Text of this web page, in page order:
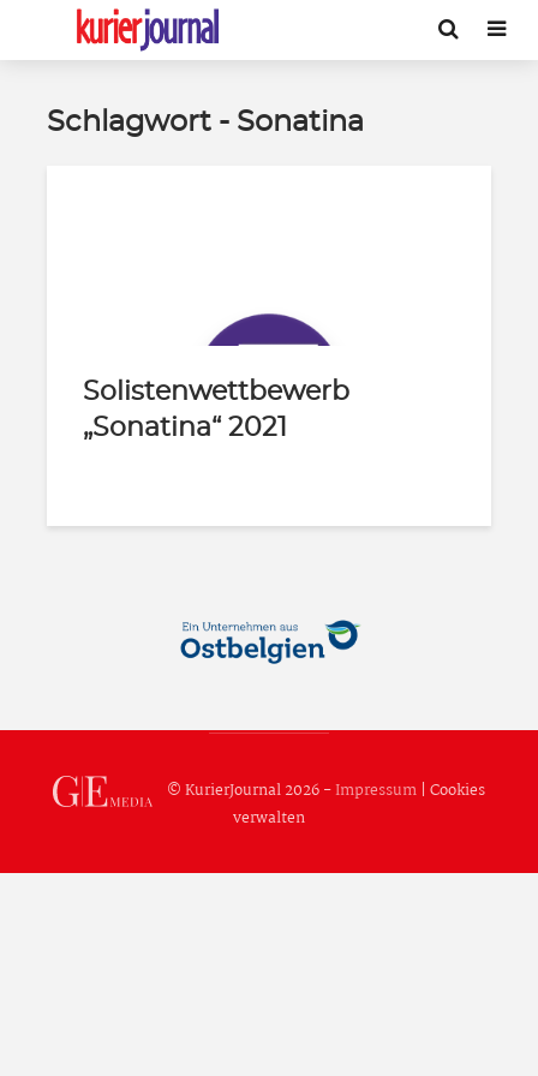
Schlagwort - Sonatina
Solistenwettbewerb
„Sonatina“ 2021
© KurierJournal 2026 -Impressum| Cookies
verwalten